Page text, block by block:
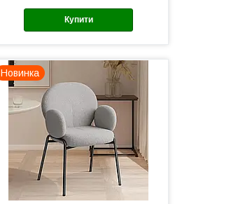
Купити
Новинка